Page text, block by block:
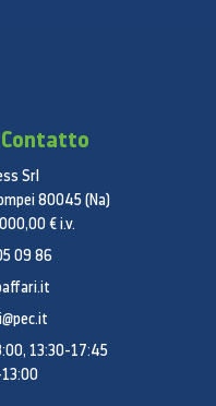
Srl
80045 (Na)
€ i.v.
09 86
13:30-17:45